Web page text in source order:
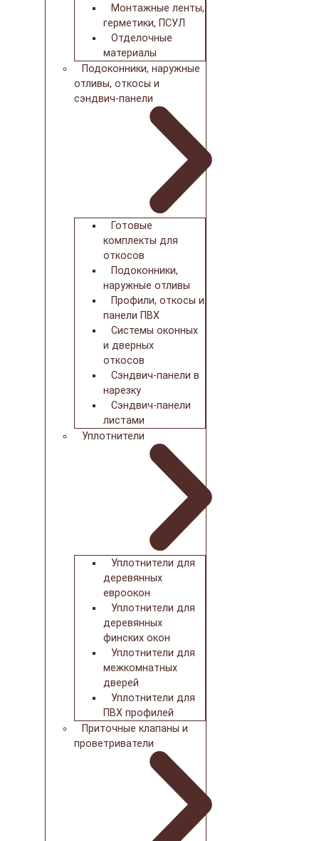
Монтажные ленты,
герметики, ПСУЛ
Отделочные
материалы
Подоконники, наружные
отливы, откосы и
сэндвич-панели
Готовые
комплекты для
откосов
Подоконники,
наружные отливы
Профили, откосы и
панели ПВХ
Системы оконных
и дверных
откосов
Сэндвич-панели в
нарезку
Сэндвич-панели
листами
Уплотнители
Уплотнители для
деревянных
евроокон
Уплотнители для
деревянных
финских окон
Уплотнители для
межкомнатных
дверей
Уплотнители для
ПВХ профилей
Приточные клапаны и
проветриватели